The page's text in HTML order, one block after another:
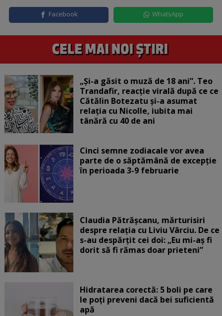
Facebook WhatsApp
„Și-a găsit o muză de 18 ani”. Teo
Trandafir, reacție virală după ce ce
Cătălin Botezatu și-a asumat
relația cu Nicolle, iubita mai
tânără cu 40 de ani
Cinci semne zodiacale vor avea
parte de o săptămână de excepție
în perioada 3-9 februarie
Claudia Pătrășcanu, mărturisiri
despre relația cu Liviu Vârciu. De ce
s-au despărțit cei doi: „Eu mi-aș fi
dorit să fi rămas doar prieteni”
Hidratarea corectă: 5 boli pe care
le poți preveni dacă bei suficientă
apă